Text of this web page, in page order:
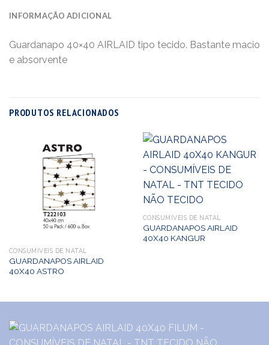
INFORMAÇÃO ADICIONAL
Guardanapo 40×40 AIRLAID tipo tecido. Bastante macio
e absorvente
PRODUTOS RELACIONADOS
CONSUMÍVEIS DE NATAL
GUARDANAPOS AIRLAID
40X40 ASTRO
CONSUMÍVEIS DE NATAL
GUARDANAPOS AIRLAID
40X40 KANGUR